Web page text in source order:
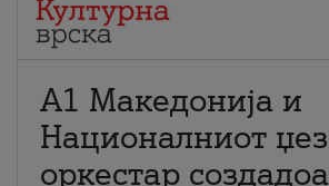
А1 Македонија и
Националниот џез
оркестар создадоа